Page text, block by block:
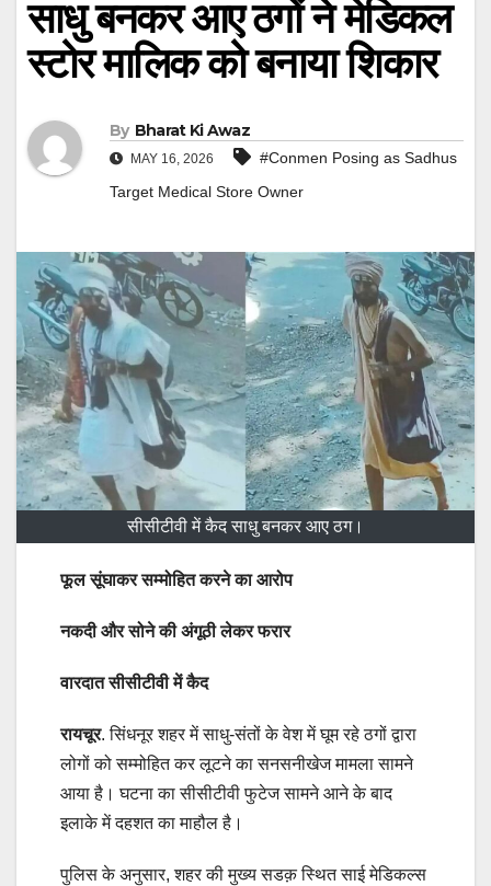
साधु बनकर आए ठगों ने मेडिकल
स्टोर मालिक को बनाया शिकार
By Bharat Ki Awaz
MAY 16, 2026
#Conmen Posing as Sadhus
Target Medical Store Owner
सीसीटीवी में कैद साधु बनकर आए ठग।
फूल सूंघाकर सम्मोहित करने का आरोप
नकदी और सोने की अंगूठी लेकर फरार
वारदात सीसीटीवी में कैद
रायचूर. सिंधनूर शहर में साधु-संतों के वेश में घूम रहे ठगों द्वारा
लोगों को सम्मोहित कर लूटने का सनसनीखेज मामला सामने
आया है। घटना का सीसीटीवी फुटेज सामने आने के बाद
इलाके में दहशत का माहौल है।
पुलिस के अनुसार, शहर की मुख्य सडक़ स्थित साई मेडिकल्स